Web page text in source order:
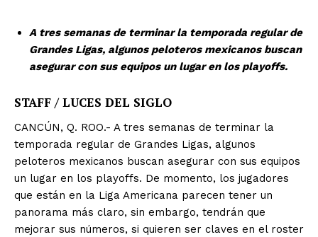
A tres semanas de terminar la temporada regular de
Grandes Ligas, algunos peloteros mexicanos buscan
asegurar con sus equipos un lugar en los playoffs.
STAFF / LUCES DEL SIGLO
CANCÚN, Q. ROO.- A tres semanas de terminar la
temporada regular de Grandes Ligas, algunos
peloteros mexicanos buscan asegurar con sus equipos
un lugar en los playoffs. De momento, los jugadores
que están en la Liga Americana parecen tener un
panorama más claro, sin embargo, tendrán que
mejorar sus números, si quieren ser claves en el roster